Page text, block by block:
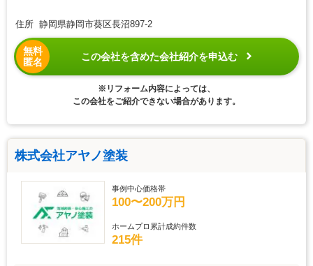
住所 静岡県静岡市葵区長沼897-2
無料
匿名
この会社を含めた会社紹介を申込む
※リフォーム内容によっては、
この会社をご紹介できない場合があります。
株式会社アヤノ塗装
事例中心価格帯
100〜200万円
ホームプロ累計成約件数
215件